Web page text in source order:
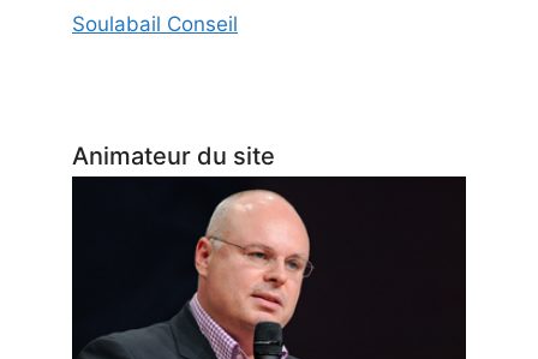
Soulabail Conseil
Animateur du site